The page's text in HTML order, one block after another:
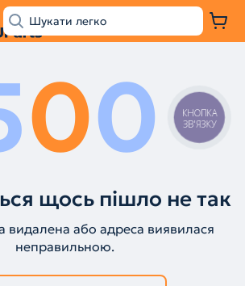
00
щось пішло не так
видалена або адреса виявилася
неправильною.
КНОПКА
ЗВ'ЯЗКУ